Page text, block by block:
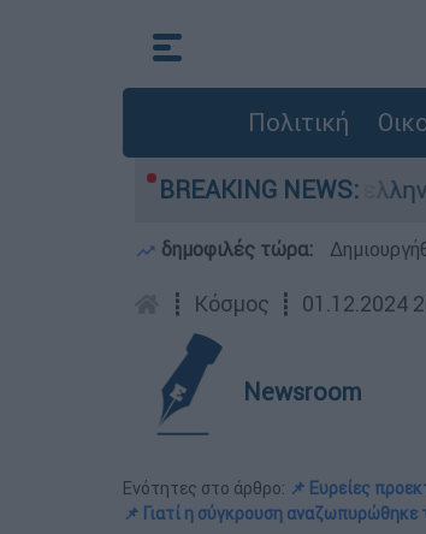
Πολιτική
BREAKING NEWS:
ανάμεσα σε ελληνικά και
δημοφιλές τώρα:
┋ Κόσμος ┋ 01.12.2024
Newsroom
Ενότητες στο άρθρο: 📌 Ευρείες
📌 Γιατί η σύγκρουση αναζωπυρώθηκε